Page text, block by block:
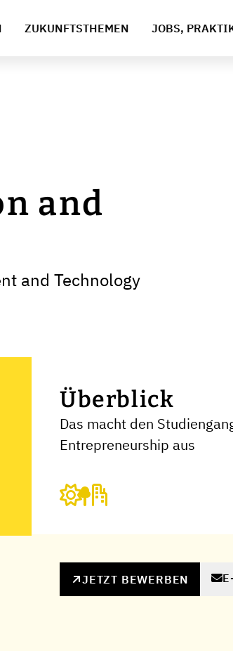
ZUKUNFTSTHEMEN JOBS,
and
and Technology
Überblick
Das macht den
Entrepreneurship aus
JETZT BEWERBEN